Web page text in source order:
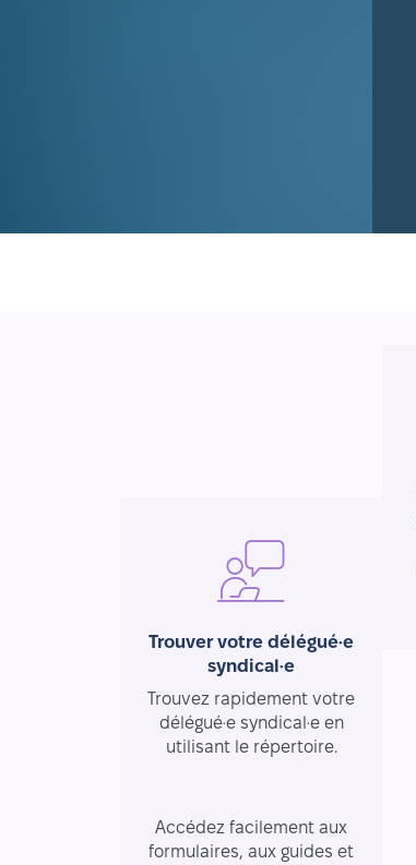
Trouver votre délégué·e
syndical·e
Trouvez rapidement votre
délégué·e syndical·e en
utilisant le répertoire.
Accédez facilement aux
formulaires, aux guides et